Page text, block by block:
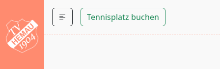
Tennisplatz buchen